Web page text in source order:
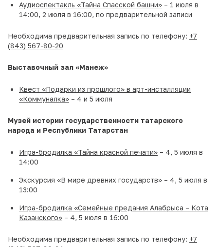
Аудиоспектакль «Тайна Спасской башни» – 1 июля в
14:00, 2 июля в 16:00, по предварительной записи
Необходима предварительная запись по телефону: +7
(843) 567-80-20
Выставочный зал «Манеж»
Квест «Подарки из прошлого» в арт-инсталляции
«Коммуналка» – 4 и 5 июля
Музей истории государственности татарского
народа и Республики Татарстан
Игра-бродилка «Тайна красной печати» – 4, 5 июля в
14:00
Экскурсия «В мире древних государств» – 4, 5 июля в
13:00
Игра-бродилка «Семейные предания Алабрыса – Кота
Казанского» – 4, 5 июля в 16:00
Необходима предварительная запись по телефону: +7